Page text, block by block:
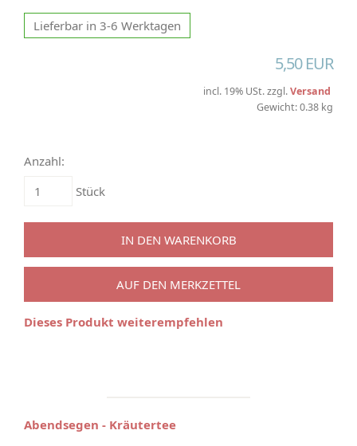
Lieferbar in 3-6 Werktagen
5,50 EUR
incl. 19% USt. zzgl.Versand
Gewicht: 0.38 kg
Anzahl:
Stück
IN DEN WARENKORB
AUF DEN MERKZETTEL
Dieses Produkt weiterempfehlen
Abendsegen - Kräutertee